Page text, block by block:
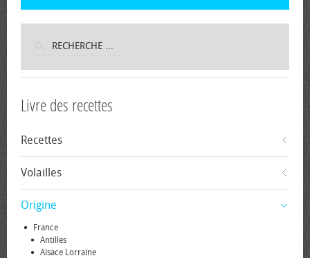
Livre des recettes
Recettes
Volailles
Origine
France
Antilles
Alsace Lorraine